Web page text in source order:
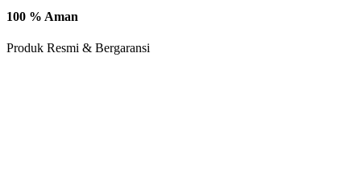
100 % Aman
Produk Resmi & Bergaransi